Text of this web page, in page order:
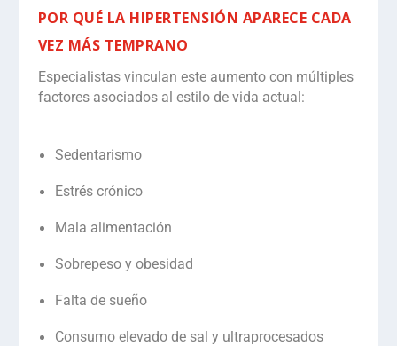
POR QUÉ LA HIPERTENSIÓN APARECE CADA
VEZ MÁS TEMPRANO
Especialistas vinculan este aumento con múltiples
factores asociados al estilo de vida actual:
Sedentarismo
Estrés crónico
Mala alimentación
Sobrepeso y obesidad
Falta de sueño
Consumo elevado de sal y ultraprocesados